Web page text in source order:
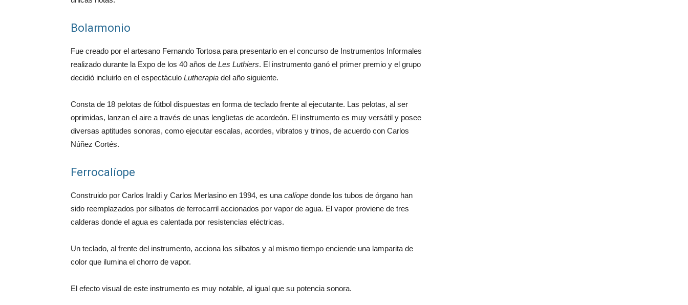
Bolarmonio
Fue creado por el artesano Fernando Tortosa para presentarlo en el concurso de Instrumentos Informales
realizado durante la Expo de los 40 años de Les Luthiers. El instrumento ganó el primer premio y el grupo
decidió incluirlo en el espectáculo Lutherapia del año siguiente.
Consta de 18 pelotas de fútbol dispuestas en forma de teclado frente al ejecutante. Las pelotas, al ser
oprimidas, lanzan el aire a través de unas lengüetas de acordeón. El instrumento es muy versátil y posee
diversas aptitudes sonoras, como ejecutar escalas, acordes, vibratos y trinos, de acuerdo con Carlos
Núñez Cortés.
Ferrocalíope
Construido por Carlos Iraldi y Carlos Merlasino en 1994, es una calíope donde los tubos de órgano han
sido reemplazados por silbatos de ferrocarril accionados por vapor de agua. El vapor proviene de tres
calderas donde el agua es calentada por resistencias eléctricas.
Un teclado, al frente del instrumento, acciona los silbatos y al mismo tiempo enciende una lamparita de
color que ilumina el chorro de vapor.
El efecto visual de este instrumento es muy notable, al igual que su potencia sonora.